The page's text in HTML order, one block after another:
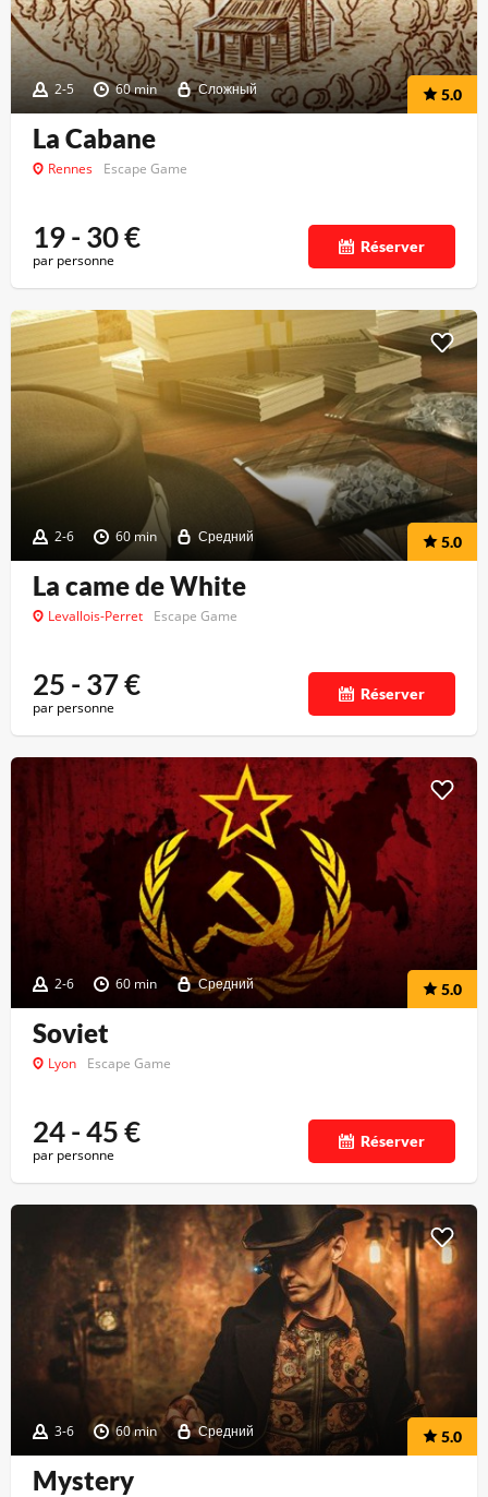
2-5 60 min Сложный 5.0
La Cabane
Rennes Escape Game
19 - 30€
par personne
Réserver
2-6 60 min Средний 5.0
La came de White
Levallois-Perret Escape Game
25 - 37€
par personne
Réserver
2-6 60 min Средний 5.0
Soviet
Lyon Escape Game
24 - 45€
par personne
Réserver
3-6 60 min Средний 5.0
Mystery